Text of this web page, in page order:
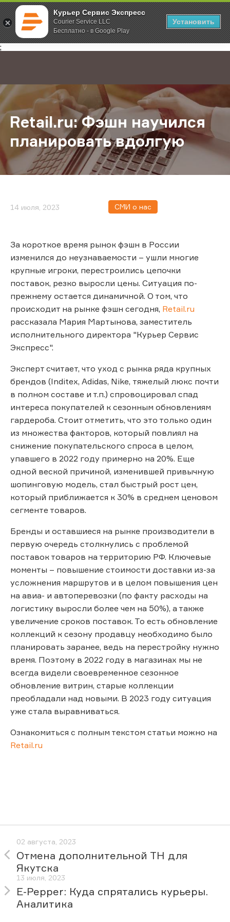
Курьер Сервис Экспресс
Courier Service LLC
Бесплатно - в Google Play
Установить
;
Главная О компании Новости Retail.ru: Фэшн научился
Retail.ru: Фэшн научился
планировать вдолгую
14 июля, 2023 СМИ о нас
За короткое время рынок фэшн в России
изменился до неузнаваемости – ушли многие
крупные игроки, перестроились цепочки
поставок, резко выросли цены. Cитуация по-
прежнему остается динамичной. О том, что
происходит на рынке фэшн сегодня, Retail.ru
рассказала Мария Мартынова, заместитель
исполнительного директора "Курьер Сервис
Экспресс".
Эксперт считает, что уход с рынка ряда крупных
брендов (Inditex, Adidas, Nike, тяжелый люкс почти
в полном составе и т.п.) спровоцировал спад
интереса покупателей к сезонным обновлениям
гардероба. Стоит отметить, что это только один
из множества факторов, который повлиял на
снижение покупательского спроса в целом,
упавшего в 2022 году примерно на 20%. Еще
одной веской причиной, изменившей привычную
шопинговую модель, стал быстрый рост цен,
который приближается к 30% в среднем ценовом
сегменте товаров.
Бренды и оставшиеся на рынке производители в
первую очередь столкнулись с проблемой
поставок товаров на территорию РФ. Ключевые
моменты – повышение стоимости доставки из-за
усложнения маршрутов и в целом повышения цен
на авиа- и автоперевозки (по факту расходы на
логистику выросли более чем на 50%), а также
увеличение сроков поставок. То есть обновление
коллекций к сезону продавцу необходимо было
планировать заранее, ведь на перестройку нужно
время. Поэтому в 2022 году в магазинах мы не
всегда видели своевременное сезонное
обновление витрин, старые коллекции
преобладали над новыми. В 2023 году ситуация
уже стала выравниваться.
Ознакомиться с полным текстом статьи можно на
Retail.ru
02 августа, 2023
Отмена дополнительной ТН для
Якутска
13 июля, 2023
E-Pepper: Куда спрятались курьеры.
Аналитика